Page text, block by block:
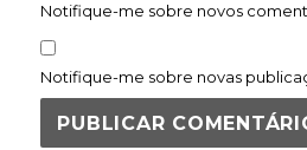
Notifique-me sobre novos
Notifique-me sobre novas